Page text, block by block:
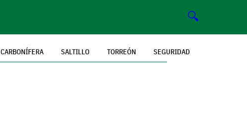
🔍
CARBONÍFERA SALTILLO TORREÓN SEGURIDAD